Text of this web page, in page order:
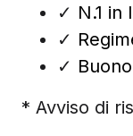
✓ N.1 in
✓
✓
* Avviso di